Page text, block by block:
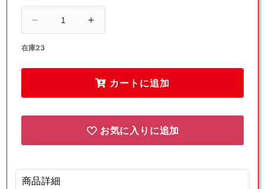
本
草
エ
ル
本
エ
基
エ
ネ
ル
ー
(D)
本
在庫23
カートに追加
お気に入りに追加
商品詳細